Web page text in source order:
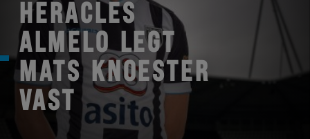
HERACLES
ALMELO LEGT
MATS KNOESTER
VAST